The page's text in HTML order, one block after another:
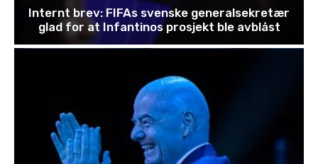
Internt brev: FIFAs svenske generalsekretær
glad for at Infantinos prosjekt ble avblåst